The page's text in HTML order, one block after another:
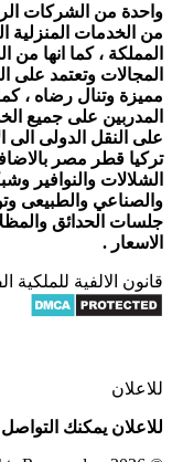
واحدة من الشركات
من الخدمات المنزلية
المملكة ، كما انها
المجالات وتعتمد على
مميزة وتنال رضاه ،
المدربين على جميع
على النقل الدولى الى
تركيا قطر مصر
الشلالات والنوافير
والصناعي والطبيعى
جلسات الحدائق
الاسعار .
قانون الالفية للملكية
للاعلان
للاعلان يمكنك التواصل